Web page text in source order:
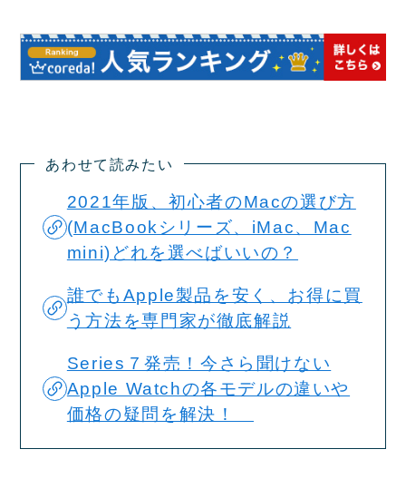
あわせて読みたい
2021年版、初心者のMacの選び方
(MacBookシリーズ、iMac、Mac
mini)どれを選べばいいの？
誰でもApple製品を安く、お得に買
う方法を専門家が徹底解説
Series７発売！今さら聞けない
Apple Watchの各モデルの違いや
価格の疑問を解決！